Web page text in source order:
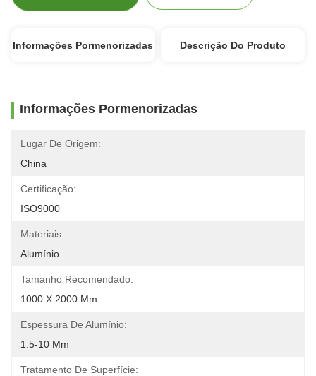
Informações Pormenorizadas Descrição Do Produto
Informações Pormenorizadas
Lugar De Origem:
China
Certificação:
ISO9000
Materiais:
Alumínio
Tamanho Recomendado:
1000 X 2000 Mm
Espessura De Alumínio:
1.5-10 Mm
Tratamento De Superfície: